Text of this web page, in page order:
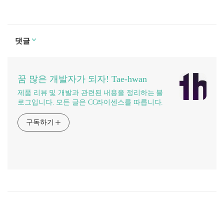
댓글
꿈 많은 개발자가 되자! Tae-hwan
제품 리뷰 및 개발과 관련된 내용을 정리하는 블
로그입니다. 모든 글은 CC라이센스를 따릅니다.
구독하기